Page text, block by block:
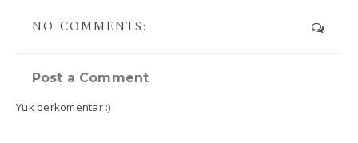
NO COMMENTS:
Post a Comment
Yuk berkomentar :)